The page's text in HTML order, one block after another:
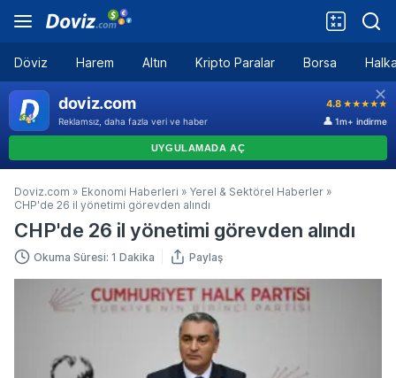
Döviz Harem Altın Kripto Paralar Borsa
Doviz.com » Ekonomi Haberleri » Yerel & Sektörel Haberler »
CHP'de 26 il yönetimi görevden alındı
CHP'de 26 il yönetimi görevden alındı
Okuma Süresi: 1 Dakika Paylaş